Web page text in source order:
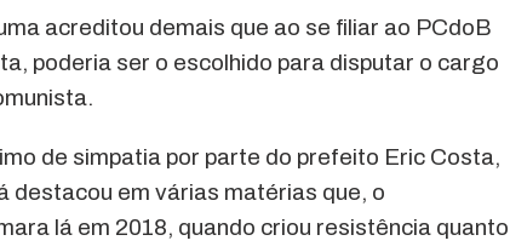
acreditou demais que ao se filiar ao PCdoB
poderia ser o escolhido para disputar o cargo
de simpatia por parte do prefeito Eric Costa,
destacou em várias matérias que, o
lá em 2018, quando criou resistência quanto